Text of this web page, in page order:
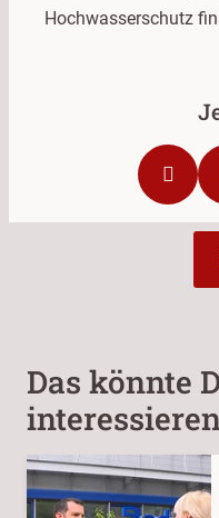
Hochwasserschutz
Das könnte